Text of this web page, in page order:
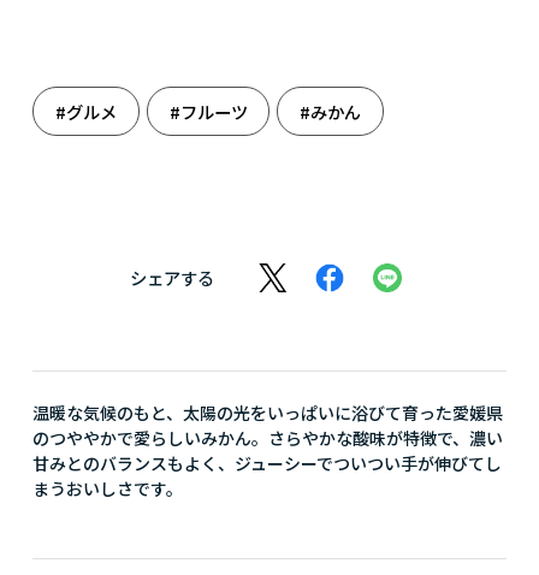
#グルメ #フルーツ #みかん
シェアする
温暖な気候のもと、太陽の光をいっぱいに浴びて育った愛媛県
のつややかで愛らしいみかん。さらやかな酸味が特徴で、濃い
甘みとのバランスもよく、ジューシーでついつい手が伸びてし
まうおいしさです。